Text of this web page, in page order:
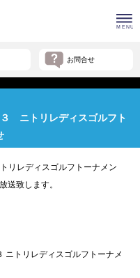
お問合せ
ニトリレディスゴルフト
リレディスゴルフトーナメン
送致します。
ニトリレディスゴルフトーナメ